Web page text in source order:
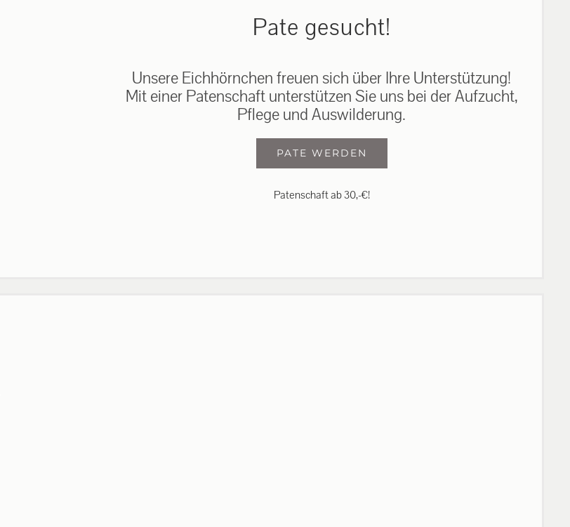
Pate gesucht!
Unsere Eichhörnchen freuen sich über Ihre Unterstützung!
Mit einer Patenschaft unterstützen Sie uns bei der Aufzucht,
Pflege und Auswilderung.
PATE WERDEN
Patenschaft ab 30,-€!